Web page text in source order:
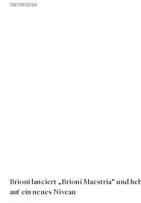
08/05/2026
Brioni lanciert „Brioni Maestria“ und
auf ein neues Niveau